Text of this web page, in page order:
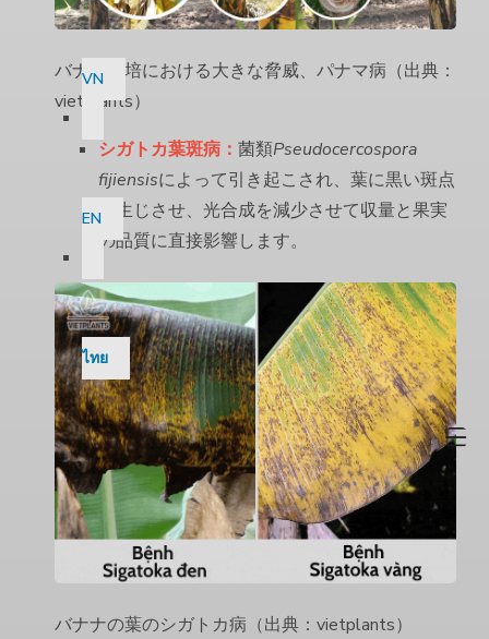
VN
EN
ไทย
バナナ栽培における大きな脅威、パナマ病（出典：
vietplants）
シガトカ葉斑病： 菌類Pseudocercospora
fijiensisによって引き起こされ、葉に黒い斑点
を生じさせ、光合成を減少させて収量と果実
の品質に直接影響します。
バナナの葉のシガトカ病（出典：vietplants）